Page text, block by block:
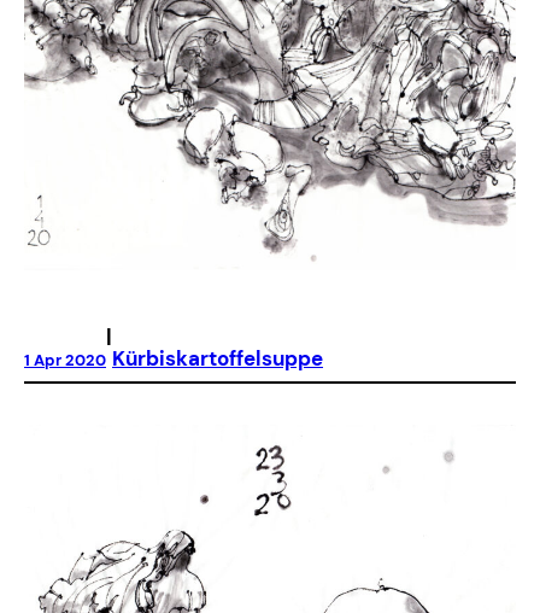
1 Apr 2020
|
Kürbiskartoffelsuppe